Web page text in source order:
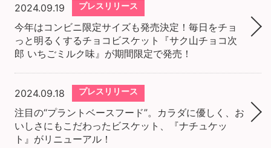
2024.09.19 プレスリリース
今年はコンビニ限定サイズも発売決定！毎日をチョ
っと明るくするチョコビスケット『サク山チョコ次
郎 いちごミルク味』が期間限定で発売！
2024.09.18 プレスリリース
注目の“プラントベースフード”。カラダに優しく、お
いしさにもこだわったビスケット、『ナチュケッ
ト』がリニューアル！